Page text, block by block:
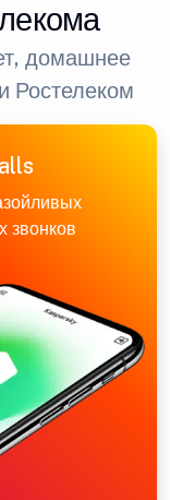
домашнее
Ростелеком
звонков